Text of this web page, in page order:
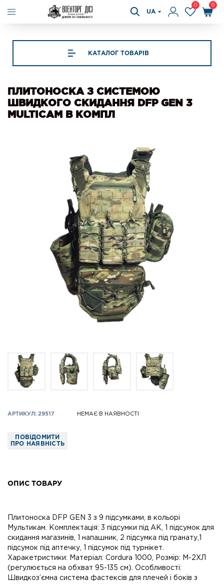
UA
0 0
КАТАЛОГ ТОВАРІВ
ПЛИТОНОСКА З СИСТЕМОЮ
ШВИДКОГО СКИДАННЯ DFP GEN 3
MULTICAM В КОМПЛ
АРТИКУЛ: 29517 НЕМАЄ В НАЯВНОСТІ
ПОВІДОМИТИ
ПРО НАЯВНІСТЬ
ОПИС ТОВАРУ
Плитоноска DFP GEN 3 з 9 підсумками, в кольорі
Мультикам. Комплектація: 3 підсумки під АК, 1 підсумок для
скидання магазинів, 1 напашник, 2 підсумка під гранату,1
підсумок під аптечку, 1 підсумок під турнікет.
Харакетристики: Матеріал: Cordura 1000, Розмір: М-2ХЛ
(регулюється на обхват 95-135 см). Особливості:
Швидкоз’ємна система фастексів для плечей і боків з